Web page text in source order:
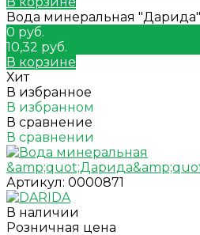
Вода минеральная "Дарида"
0 руб.
10,32 руб.
В корзине
Хит
В избранное
В избранном
В сравнение
В сравнении
Артикул: 0000871
В наличии
Розничная цена